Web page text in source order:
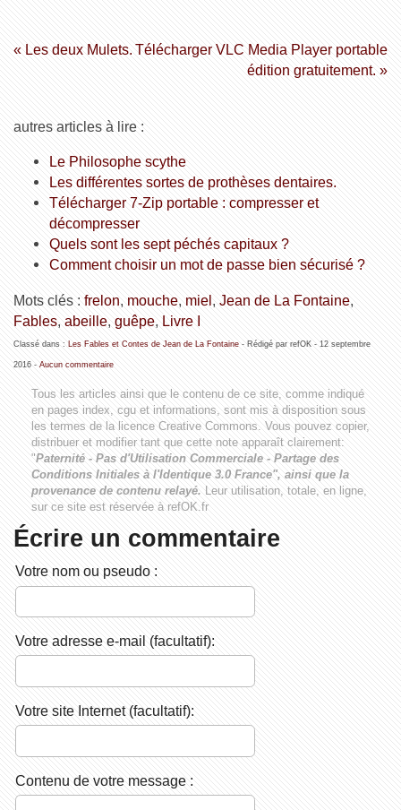
« Les deux Mulets. Télécharger VLC Media Player portable
édition gratuitement. »
autres articles à lire :
Le Philosophe scythe
Les différentes sortes de prothèses dentaires.
Télécharger 7-Zip portable : compresser et
décompresser
Quels sont les sept péchés capitaux ?
Comment choisir un mot de passe bien sécurisé ?
Mots clés : frelon, mouche, miel, Jean de La Fontaine,
Fables, abeille, guêpe, Livre I
Classé dans : Les Fables et Contes de Jean de La Fontaine- Rédigé par refOK - 12 septembre
2016- Aucun commentaire
Tous les articles ainsi que le contenu de ce site, comme indiqué
en pages index, cgu et informations, sont mis à disposition sous
les termes de la licence Creative Commons . Vous pouvez copier,
distribuer et modifier tant que cette note apparaît clairement:
"Paternité - Pas d'Utilisation Commerciale - Partage des
Conditions Initiales à l'Identique 3.0 France", ainsi que la
provenance de contenu relayé.
Leur utilisation, totale, en ligne,
sur ce site est réservée à refOK.fr
Écrire un commentaire
Votre nom ou pseudo :
Votre adresse e-mail (facultatif):
Votre site Internet (facultatif):
Contenu de votre message :